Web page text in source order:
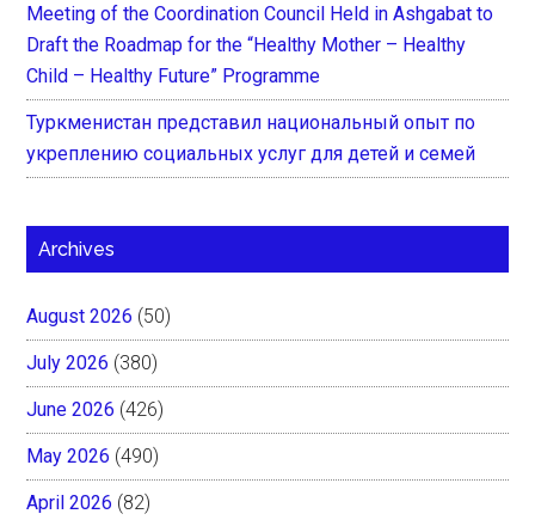
Meeting of the Coordination Council Held in Ashgabat to
Draft the Roadmap for the “Healthy Mother – Healthy
Child – Healthy Future” Programme
Туркменистан представил национальный опыт по
укреплению социальных услуг для детей и семей
Archives
August 2026 (50)
July 2026 (380)
June 2026 (426)
May 2026 (490)
April 2026 (82)